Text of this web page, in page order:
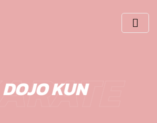
KARATE
DOJO KUN